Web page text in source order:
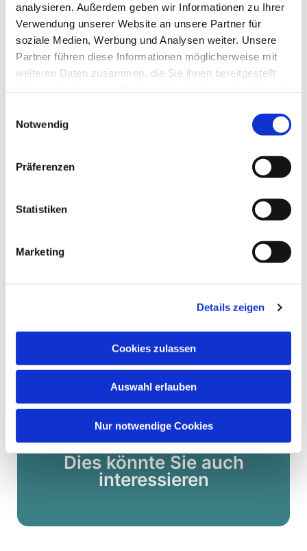
analysieren. Außerdem geben wir Informationen zu Ihrer
Verwendung unserer Website an unsere Partner für
soziale Medien, Werbung und Analysen weiter. Unsere
Partner führen diese Informationen möglicherweise mit
weiteren Daten zusammen, die Sie ihnen bereitgestellt
Notwendig
Präferenzen
Statistiken
Marketing
Details zeigen
Cookies zulassen
Auswahl erlauben
Nur notwendige Cookies
Herzliche Grüße, Ursula Wilhelm
Ab 12.08. können Sie sich und Ihr Kind /Ihre Kinder
anmelden (bis 02.09., 12 Uhr):
Dies könnte Sie auch
interessieren